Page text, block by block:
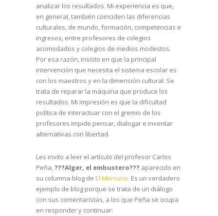
analizar los resultados. Mi experiencia es que,
en general, también coinciden las diferencias
culturales, de mundo, formación, competencias e
ingresos, entre profesores de colegios
acomodados y colegios de medios modestos.
Por esa razón, insisto en que la principal
intervención que necesita el sistema escolar es
con los maestros y en la dimensión cultural. Se
trata de reparar la máquina que produce los
resultados. Mi impresión es que la dificultad
política de interactuar con el gremio de los
profesores impide pensar, dialogar e inventar
alternativas con libertad.
Les invito a leer el artículo del profesor Carlos
Peña,???Alger, el embustero??? aparecido en
su columna-blog de El Mercurio. Es un verdadero
ejemplo de blog porque se trata de un diálogo
con sus comentaristas, a los que Peña se ocupa
en responder y continuar: